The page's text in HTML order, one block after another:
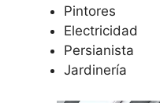
Pintores
Electricidad
Persianista
Jardinería